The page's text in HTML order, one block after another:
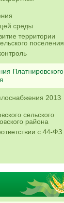
среды
территории
поселения
Платнировского
2013
сельского
района
с 44-ФЗ